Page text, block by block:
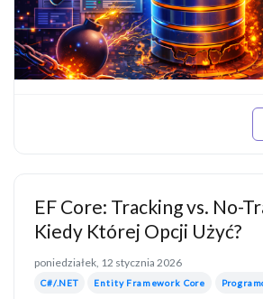
EF Core: Tracking vs. No-
Kiedy Której Opcji Użyć?
poniedziałek, 12 stycznia 2026
C#/.NET Entity Framework Core